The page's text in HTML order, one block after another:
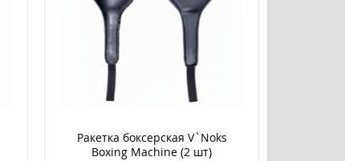
Ракетка боксерская V`Noks
Boxing Machine (2 шт)